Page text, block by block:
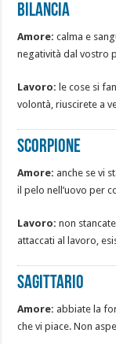
Bilancia
Amore: calma e
negatività dal vostro
Lavoro: le cose si
volontà, riuscirete a
Scorpione
Amore: anche se vi
il pelo nell’uovo per
Lavoro: non
attaccati al lavoro,
Sagittario
Amore: abbiate la
che vi piace. Non